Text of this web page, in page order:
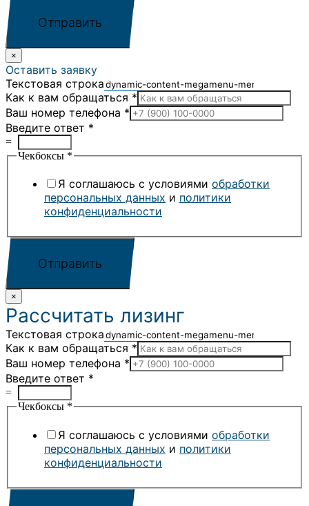
Отправить
×
Оставить заявку
Текстовая строка
Как к вам обращаться *
Ваш номер телефона *
Введите ответ *
=
Чекбоксы *
Я соглашаюсь с условиями обработки
персональных данных и политики
конфиденциальности
Отправить
×
Рассчитать лизинг
Текстовая строка
Как к вам обращаться *
Ваш номер телефона *
Введите ответ *
=
Чекбоксы *
Я соглашаюсь с условиями обработки
персональных данных и политики
конфиденциальности